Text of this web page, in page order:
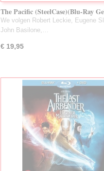
The Pacific (SteelCase)(Blu-Ray
We volgen Robert Leckie, Eugene
John Basilone,…
€ 19,95